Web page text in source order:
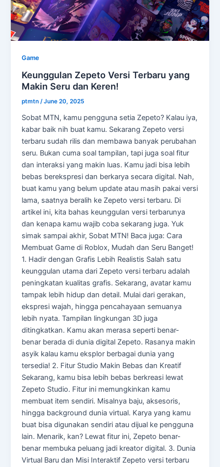
Game
Keunggulan Zepeto Versi Terbaru yang
Makin Seru dan Keren!
ptmtn/June 20, 2025
Sobat MTN, kamu pengguna setia Zepeto? Kalau iya,
kabar baik nih buat kamu. Sekarang Zepeto versi
terbaru sudah rilis dan membawa banyak perubahan
seru. Bukan cuma soal tampilan, tapi juga soal fitur
dan interaksi yang makin luas. Kamu jadi bisa lebih
bebas berekspresi dan berkarya secara digital. Nah,
buat kamu yang belum update atau masih pakai versi
lama, saatnya beralih ke Zepeto versi terbaru. Di
artikel ini, kita bahas keunggulan versi terbarunya
dan kenapa kamu wajib coba sekarang juga. Yuk
simak sampai akhir, Sobat MTN! Baca juga: Cara
Membuat Game di Roblox, Mudah dan Seru Banget!
1. Hadir dengan Grafis Lebih Realistis Salah satu
keunggulan utama dari Zepeto versi terbaru adalah
peningkatan kualitas grafis. Sekarang, avatar kamu
tampak lebih hidup dan detail. Mulai dari gerakan,
ekspresi wajah, hingga pencahayaan semuanya
lebih nyata. Tampilan lingkungan 3D juga
ditingkatkan. Kamu akan merasa seperti benar-
benar berada di dunia digital Zepeto. Rasanya makin
asyik kalau kamu eksplor berbagai dunia yang
tersedia! 2. Fitur Studio Makin Bebas dan Kreatif
Sekarang, kamu bisa lebih bebas berkreasi lewat
Zepeto Studio. Fitur ini memungkinkan kamu
membuat item sendiri. Misalnya baju, aksesoris,
hingga background dunia virtual. Karya yang kamu
buat bisa digunakan sendiri atau dijual ke pengguna
lain. Menarik, kan? Lewat fitur ini, Zepeto benar-
benar membuka peluang jadi kreator digital. 3. Dunia
Virtual Baru dan Misi Interaktif Zepeto versi terbaru